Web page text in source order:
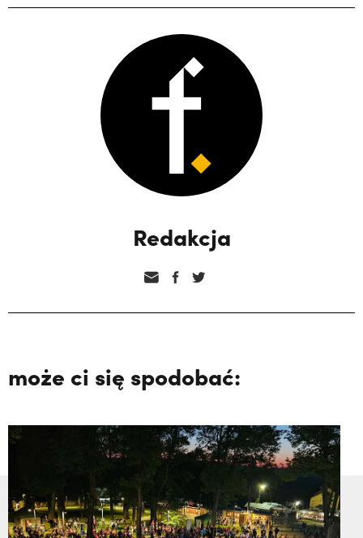
Redakcja
może ci się spodobać: